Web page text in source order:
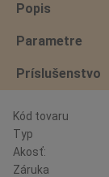
Popis
Parametre
Príslušenstvo
Kód tovaru
Typ
Akosť:
Záruka